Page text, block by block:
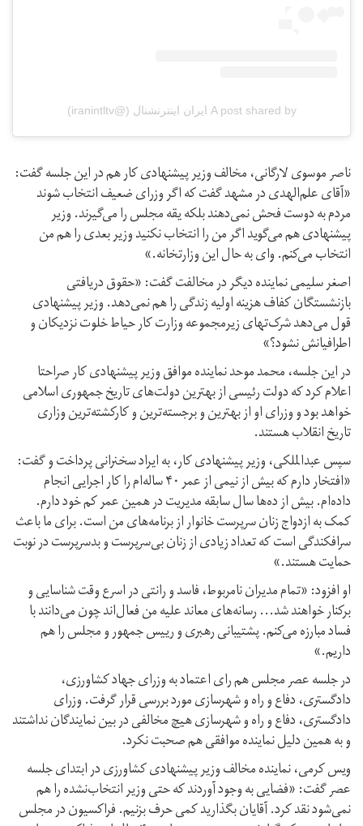
A post shared by ایران اینترنشنال (@iranintltv)
ناصر موسوی لارگانی، مخالف وزیر پیشنهادی کار هم در این جلسه گفت:
«آقای علم‌الهدی در مشهد گفت که اگر وزرای ضعیف انتخاب شوند
مردم به دوست فحش نمی‌دهند بلکه یقه مجلس را می‌گیرند. وزیر
پیشنهادی هم می‌گوید اگر من را انتخاب نکنید وزیر بعدی را هم من
انتخاب می‌کنم. وای به حال این وزارتخانه.»
اصغر سلیمی نماینده دیگر در مخالفت گفت: «حقوق دریافتی
بازنشستگان کفاف هزینه اولیه زندگی را هم نمی‌دهد. وزیر پیشنهادی
قول می‌دهد شرک‌تهای زیرمجموعه وزارت کار حیاط خلوت نزدیکان و
اطرافیانش نشود؟»
در این جلسه، محمد موحد نماینده موافق وزیر پیشنهادی کار صراحتا
اعلام کرد که دولت رئیسی از بهترین دولت‌های تاریخ جمهوری اسلامی
خواهد بود و وزرای او از بهترین و برجسته‌ترین و کارکشته‌ترین وزاری
تاریخ انقلاب هستند.
سپس عبدالملکی، وزیر پیشنهادی کار، به ایراد سخنرانی پرداخت و گفت:
«افتخار دارم که بیش از نیمی از عمر ۴۰ ساله‌ام را کار اجرایی انجام
داده‌ام. بیش از ده‌ها سال سابقه مدیریت در همین عمر کم خود دارم.
کمک به ازدواج زنان سرپرست خانوار از برنامه‌های من است. برای ما باعث
سرافکندگی است که تعداد زیادی از زنان بی‌سرپرست و بدسرپرست در نوبت
حمایت هستند.»
او افزود: «تمام مدیران نامربوط، فاسد و رانتی در اسرع وقت شناسایی و
برکنار خواهند شد... رسانه‌های معاند علیه من فعال‌اند چون می‌دانند با
فساد مبارزه می‌کنم. پشتیبانی رهبری و رییس جمهور و مجلس را هم
داریم.»
در جلسه عصر مجلس هم رای اعتماد به وزرای جهاد کشاورزی،
دادگستری، دفاع و راه و شهرسازی مورد بررسی قرار گرفت. وزرای
دادگستری، دفاع و راه و شهرسازی هیچ مخالفی در بین نمایندگان نداشتند
و به همین دلیل نماینده موافقی هم صحبت نکرد.
ویس کرمی، نماینده مخالف وزیر پیشنهادی کشاورزی در ابتدای جلسه
عصر گفت: «فضایی به وجود آوردند که حتی وزیر انتخاب‌نشده را هم
نمی‌شود نقد کرد. آقایان بگذارید کمی حرف بزنیم. فراکسیون در مجلس